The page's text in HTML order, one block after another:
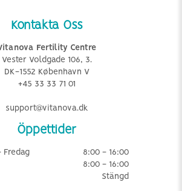
Kontakta Oss
Fertility Centre
Vester Voldgade 106, 3.
DK-1552 København V
+45 33 33 71 01
support@vitanova.dk
Öppettider
Fredag
8:00 - 16:00
8:00 - 16:00
Stängd